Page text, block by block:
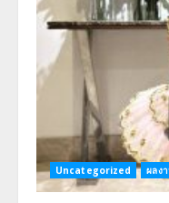
Uncategorized ผลง